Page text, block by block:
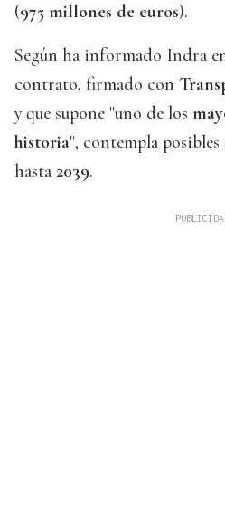
(975 millones de euros).
Según ha informado Indra
contrato, firmado con
y que supone "uno de los
historia", contempla
hasta 2039.